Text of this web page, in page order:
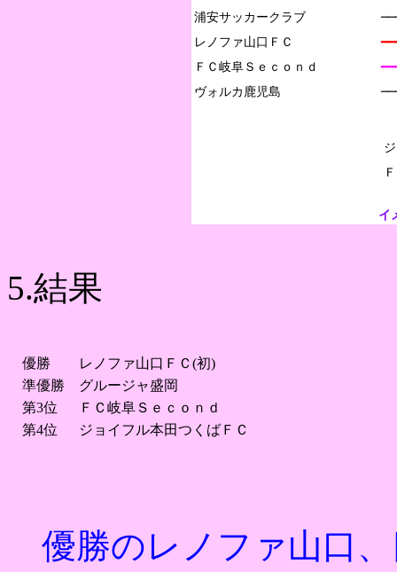
浦安サッカークラブ
レノファ山口ＦＣ
ＦＣ岐阜Ｓｅｃｏｎｄ
イ
5.結果
優勝
レノファ山口ＦＣ(初)
準優勝
グルージャ盛岡
第3位
ＦＣ岐阜Ｓｅｃｏｎｄ
第4位
ジョイフル本田つくばＦＣ
優勝のレノファ山口